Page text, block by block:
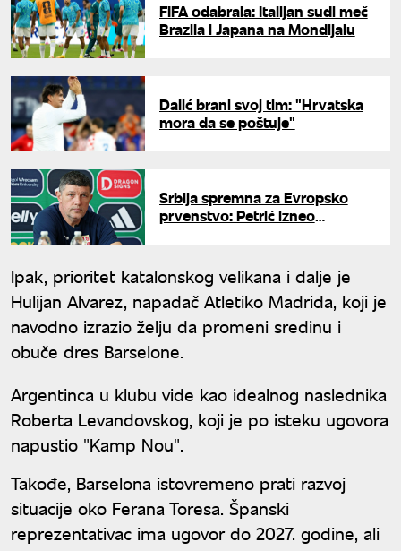
FIFA odabrala: Italijan sudi meč
Brazila i Japana na Mondijalu
Dalić brani svoj tim: "Hrvatska
mora da se poštuje"
Srbija spremna za Evropsko
prvenstvo: Petrić izneo
Ipak, prioritet katalonskog velikana i dalje je
Hulijan Alvarez, napadač Atletiko Madrida, koji je
navodno izrazio želju da promeni sredinu i
obuče dres Barselone.
Argentinca u klubu vide kao idealnog naslednika
Roberta Levandovskog, koji je po isteku ugovora
napustio "Kamp Nou".
Takođe, Barselona istovremeno prati razvoj
situacije oko Ferana Toresa. Španski
reprezentativac ima ugovor do 2027. godine, ali